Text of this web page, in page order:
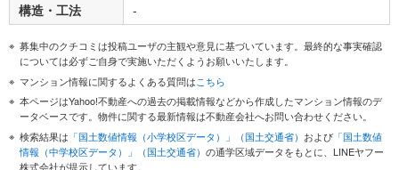
構造・工法
-
募集中のクチコミは投稿ユーザの主観や意見に基づいています。最終的な事実確認
については必ずご自身で実施いただくようお願いいたします。
マンション情報に関するよくある質問はこちら
本ページはYahoo!不動産への過去の掲載情報などから作成したマンション情報のデ
ータベースです。物件に関する最新情報は不動産会社へお問い合わせください。
検索結果は 「国土数値情報（小学校区データ）」（国土交通省） および 「国土数値
情報（中学校区データ）」（国土交通省） の通学区域データをもとに、LINEヤフー
株式会社が提示しています。